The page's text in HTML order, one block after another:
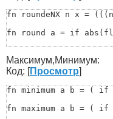
fn roundeNX n x =
fn round a = if
  fx = floor x
  cx = ceil x
return if 0.5 * (fx
)
fn round_to val n =
Максимум,Минимум:
Код: [Просмотр]
fn minimum a b = ( if
fn maximum a b = (